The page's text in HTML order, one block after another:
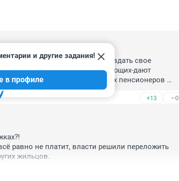
похлеще МММ..пытаются оправдать свое
одиноко проживающих-дают
этом не учитывают,что у многих пенсионеров
посчитать сколько "село" у данной
кармана плательщиков,но живущих в
"МММЕШНИКИ-2"хорошо устроились..
+13 –0
и другие задания!
в профиле
равно не платит, власти решили переложить
жильцов.